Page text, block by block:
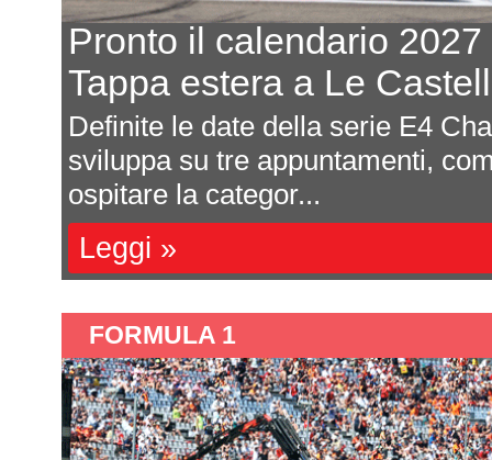
Pronto il calendario 2027
Tappa estera a Le
Definite le date della serie E4
sviluppa su tre appuntamenti,
ospitare la categor...
Leggi »
FORMULA 1